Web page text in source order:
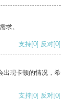
求。
支持[0] 反对[0]
出现卡顿的情况，希
支持[0] 反对[0]